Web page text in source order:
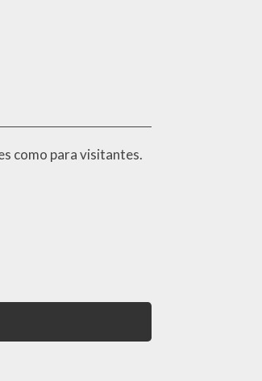
como para visitantes.